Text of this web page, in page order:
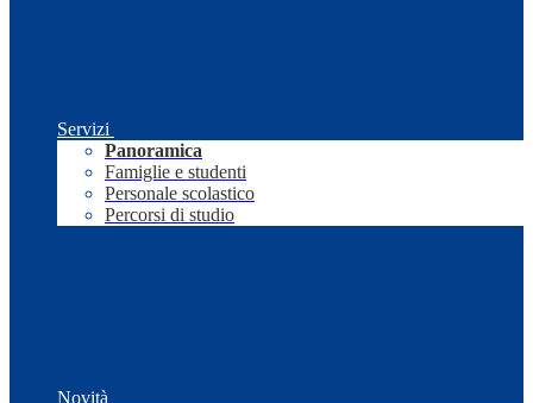
Servizi
Panoramica
Famiglie e studenti
Personale scolastico
Percorsi di studio
Novità